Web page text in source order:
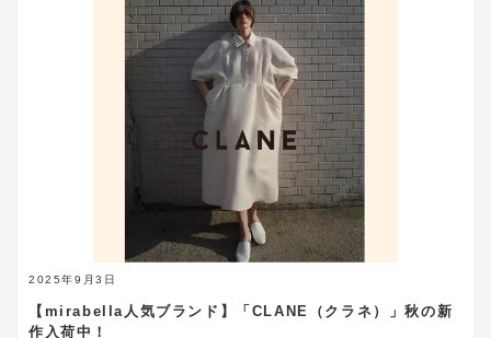
2025年9月3日
【mirabella人気ブランド】「CLANE（クラネ）」秋の新
作入荷中！